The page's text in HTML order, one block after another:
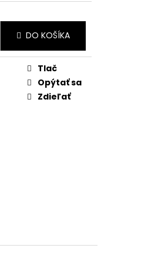
DO KOŠÍKA
Tlač
Opýtať sa
Zdieľať